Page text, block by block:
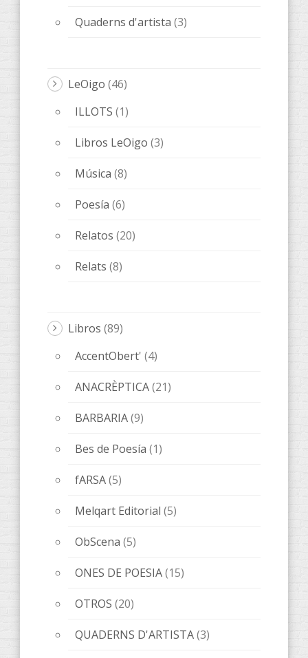
Quaderns d'artista (3)
LeOigo (46)
ILLOTS (1)
Libros LeOigo (3)
Música (8)
Poesía (6)
Relatos (20)
Relats (8)
Libros (89)
AccentObert' (4)
ANACRÈPTICA(21)
BARBARIA(9)
Bes de Poesía (1)
fARSA(5)
Melqart Editorial (5)
ObScena (5)
ONES DE POESIA(15)
OTROS (20)
QUADERNS D'ARTISTA(3)